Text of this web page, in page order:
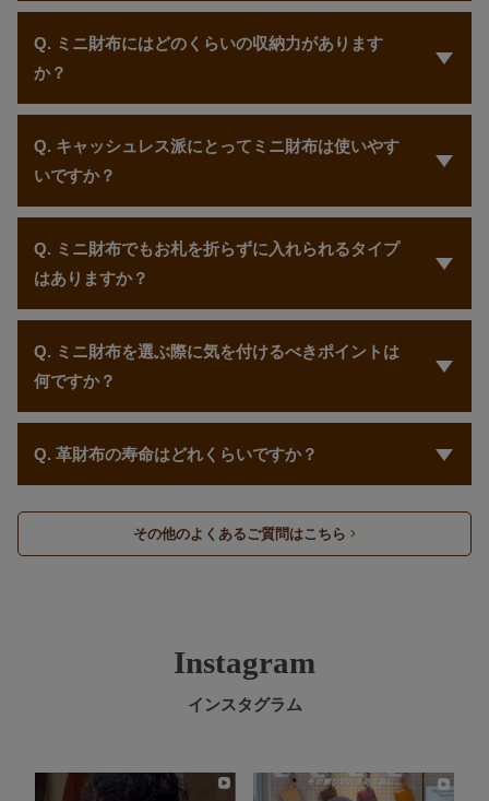
A. ミニ財布は、コンパクトで持ち運びが便利な点が最大のメリ
ットです。 小さなバッグやポケットにも収まり、必要最低限の
カードや現金をスマートに収納できます。 手荷物を減らしたい
です。
Q. ミニ財布にはどのくらいの収納力があります
か？
A. ミニ財布は見た目以上に収納力があるタイプも多いです。mic
のアイテムはカードが3〜10枚と幅広いラインナップです。 また
お札と少量の小銭を入れるのにも十分な設計がされています。
ものをコンパクトに持ち運べます。
Q. キャッシュレス派にとってミニ財布は使いやす
いですか？
A. はい、ミニ財布はキャッシュレス生活に非常に適していま
す。 必要最低限のカードと少量の現金が入れば十分という方に
は、軽くてかさばらないデザインが多いので、使い勝手が良い
ードメインで生活する方に人気です。
Q. ミニ財布でもお札を折らずに入れられるタイプ
はありますか？
A. 札口を設けてあるタイプは入れる際に事前にお札を折る必要
はなく、そのまましまうことができます。 収納時の折りぐせの
付き方は真ん中に折れ目が付くもの、もしくは３つ折りになる
Q. ミニ財布を選ぶ際に気を付けるべきポイントは
何ですか？
A. ミニ財布を選ぶ際は、収納力と使い勝手を重視しましょう。
持ち歩きたいカードやお札、小銭の量に合わせて、どのくらい
ポイントです。
Q. 革財布の寿命はどれくらいですか？
すが、一般的には5〜10年程度が目安です。
ポケットに入れる・バッグに入れるなど保管場所や扱い方によ
修理について詳しくはこちら
その他のよくあるご質問はこちら
Instagram
インスタグラム